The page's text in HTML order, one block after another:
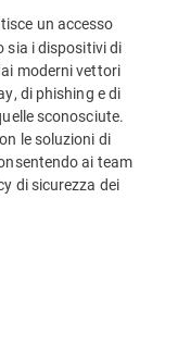
un accesso
sia i dispositivi di
moderni vettori
di phishing e di
sconosciute.
le soluzioni di
ai team
di sicurezza dei